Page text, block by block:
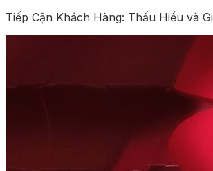
Tiếp Cận Khách Hàng: Thấu Hiểu và